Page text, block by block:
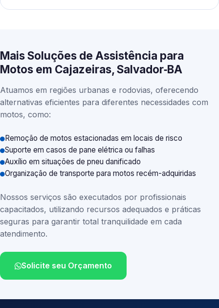
Mais Soluções de Assistência para
Motos em Cajazeiras, Salvador‑BA
Atuamos em regiões urbanas e rodovias, oferecendo
alternativas eficientes para diferentes necessidades com
motos, como:
Remoção de motos estacionadas em locais de risco
Suporte em casos de pane elétrica ou falhas
Auxílio em situações de pneu danificado
Organização de transporte para motos recém-adquiridas
Nossos serviços são executados por profissionais
capacitados, utilizando recursos adequados e práticas
seguras para garantir total tranquilidade em cada
atendimento.
Solicite seu Orçamento